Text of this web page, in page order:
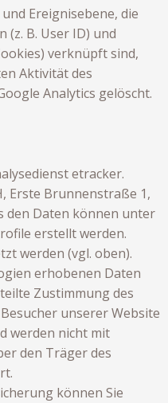
Ereignisebene, die
B. User ID) und
verknüpft sind,
Aktivität des
Analytics gelöscht.
etracker.
Erste Brunnenstraße 1,
den Daten können unter
erstellt werden.
werden (vgl. oben).
erhobenen Daten
Zustimmung des
unserer Website
werden nicht mit
den Träger des
können Sie